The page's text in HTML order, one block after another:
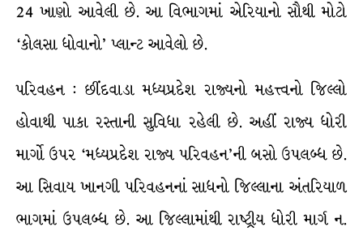
24 ખાણો આવેલી છે. આ વિભાગમાં એરિયાનો સૌથી મોટો
‘કોલસા ધોવાનો’ પ્લાન્ટ આવેલો છે.
પરિવહન : છીંદવાડા મધ્યપ્રદેશ રાજ્યનો મહત્ત્વનો જિલ્લો
હોવાથી પાકા રસ્તાની સુવિધા રહેલી છે. અહીં રાજ્ય ધોરી
માર્ગો ઉપર ‘મધ્યપ્રદેશ રાજ્ય પરિવહન’ની બસો ઉપલબ્ધ છે.
આ સિવાય ખાનગી પરિવહનનાં સાધનો જિલ્લાના અંતરિયાળ
ભાગમાં ઉપલબ્ધ છે. આ જિલ્લામાંથી રાષ્ટ્રીય ધોરી માર્ગ ન.